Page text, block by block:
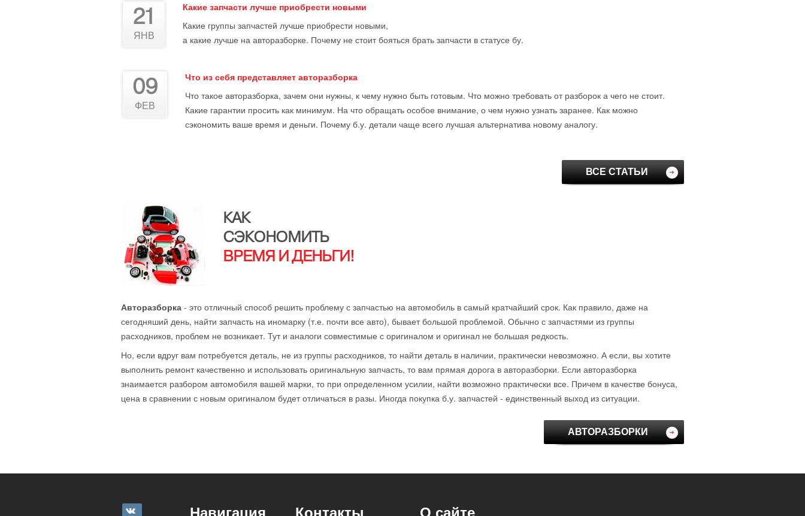
21
ЯНВ
Какие запчасти лучше приобрести новыми
Какие группы запчастей лучше приобрести новыми,
а какие лучше на авторазборке. Почему не стоит бояться брать запчасти в статусе бу.
09
ФЕВ
Что из себя представляет авторазборка
Что такое авторазборка, зачем они нужны, к чему нужно быть готовым. Что можно требовать от разборок а чего не стоит.
Какие гарантии просить как минимум. На что обращать особое внимание, о чем нужно узнать заранее. Как можно
сэкономить ваше время и деньги. Почему б.у. детали чаще всего лучшая альтернатива новому аналогу.
ВСЕ СТАТЬИ
КАК
СЭКОНОМИТЬ
ВРЕМЯ И ДЕНЬГИ!
Авторазборка - это отличный способ решить проблему с запчастью на автомобиль в самый кратчайший срок. Как правило, даже на
сегодняший день, найти запчасть на иномарку (т.е. почти все авто), бывает большой проблемой. Обычно с запчастями из группы
расходников, проблем не возникает. Тут и аналоги совместимые с оригиналом и оригинал не большая редкость.
Но, если вдруг вам потребуется деталь, не из группы расходников, то найти деталь в наличии, практически невозможно. А если, вы хотите
выполнить ремонт качественно и использовать оригинальную запчасть, то вам прямая дорога в авторазборки. Если авторазборка
знаимается разбором автомобиля вашей марки, то при определенном усилии, найти возможно практически все. Причем в качестве бонуса,
цена в сравнении с новым оригиналом будет отличаться в разы. Иногда покупка б.у. запчастей - единственный выход из ситуации.
АВТОРАЗБОРКИ
Навигация Контакты О сайте